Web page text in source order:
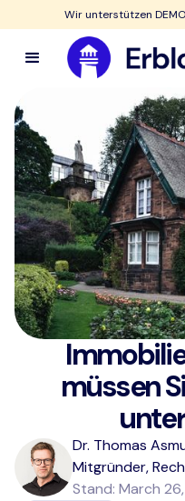
Wir unterstützen
müssen
Dr. Thomas
Mitgründer,
Stand: March